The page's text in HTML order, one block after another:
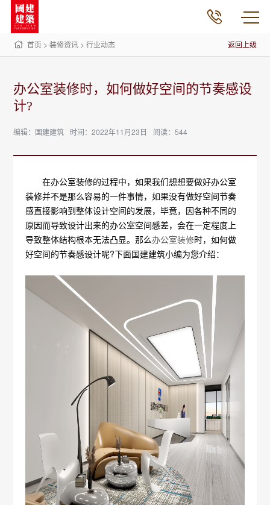
首页 >装修资讯 >行业动态 返回上级
办公室装修时，如何做好空间的节奏感设
计?
编辑：国建建筑 时间：2022年11月23日 阅读：544
在办公室装修的过程中，如果我们想想要做好办公室
装修并不是那么容易的一件事情，如果没有做好空间节奏
感直接影响到整体设计空间的发展，毕竟，因各种不同的
原因而导致设计出来的办公室空间感差，会在一定程度上
导致整体结构根本无法凸显。那么办公室装修时，如何做
好空间的节奏感设计呢?下面国建建筑小编为您介绍：